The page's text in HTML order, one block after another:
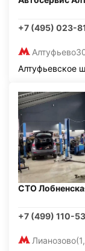
+7 (495) 023-
Алтуфьево
Алтуфьевское
СТО
+7 (499) 110-
Лианозово